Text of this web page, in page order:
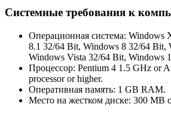
Системные требования к
Операционная система: Windows
8.1 32/64 Bit, Windows 8 32/64 Bit,
Windows Vista 32/64 Bit, Windows
Процессор: Pentium 4 1.5 GHz or
processor or higher.
Оперативная память: 1 GB RAM.
Место на жестком диске: 300 MB